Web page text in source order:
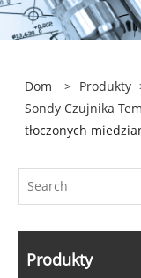
Dom > Produkty
Sondy Czujnika
tłoczonych
Produkty